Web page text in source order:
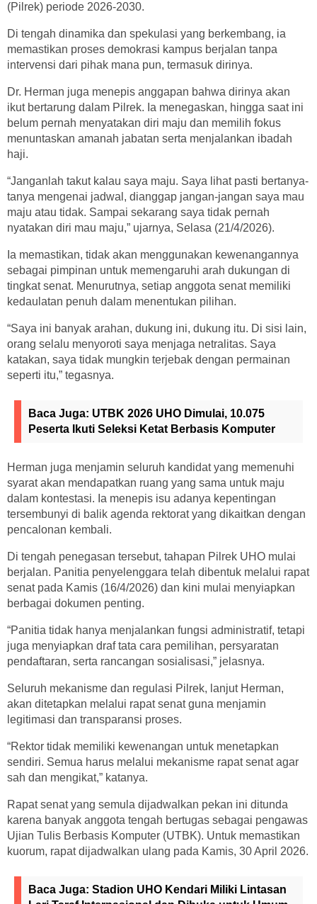
(Pilrek) periode 2026-2030.
Di tengah dinamika dan spekulasi yang berkembang, ia
memastikan proses demokrasi kampus berjalan tanpa
intervensi dari pihak mana pun, termasuk dirinya.
Dr. Herman juga menepis anggapan bahwa dirinya akan
ikut bertarung dalam Pilrek. Ia menegaskan, hingga saat ini
belum pernah menyatakan diri maju dan memilih fokus
menuntaskan amanah jabatan serta menjalankan ibadah
haji.
“Janganlah takut kalau saya maju. Saya lihat pasti bertanya-
tanya mengenai jadwal, dianggap jangan-jangan saya mau
maju atau tidak. Sampai sekarang saya tidak pernah
nyatakan diri mau maju,” ujarnya, Selasa (21/4/2026).
Ia memastikan, tidak akan menggunakan kewenangannya
sebagai pimpinan untuk memengaruhi arah dukungan di
tingkat senat. Menurutnya, setiap anggota senat memiliki
kedaulatan penuh dalam menentukan pilihan.
“Saya ini banyak arahan, dukung ini, dukung itu. Di sisi lain,
orang selalu menyoroti saya menjaga netralitas. Saya
katakan, saya tidak mungkin terjebak dengan permainan
seperti itu,” tegasnya.
Baca Juga: UTBK 2026 UHO Dimulai, 10.075
Peserta Ikuti Seleksi Ketat Berbasis Komputer
Herman juga menjamin seluruh kandidat yang memenuhi
syarat akan mendapatkan ruang yang sama untuk maju
dalam kontestasi. Ia menepis isu adanya kepentingan
tersembunyi di balik agenda rektorat yang dikaitkan dengan
pencalonan kembali.
Di tengah penegasan tersebut, tahapan Pilrek UHO mulai
berjalan. Panitia penyelenggara telah dibentuk melalui rapat
senat pada Kamis (16/4/2026) dan kini mulai menyiapkan
berbagai dokumen penting.
“Panitia tidak hanya menjalankan fungsi administratif, tetapi
juga menyiapkan draf tata cara pemilihan, persyaratan
pendaftaran, serta rancangan sosialisasi,” jelasnya.
Seluruh mekanisme dan regulasi Pilrek, lanjut Herman,
akan ditetapkan melalui rapat senat guna menjamin
legitimasi dan transparansi proses.
“Rektor tidak memiliki kewenangan untuk menetapkan
sendiri. Semua harus melalui mekanisme rapat senat agar
sah dan mengikat,” katanya.
Rapat senat yang semula dijadwalkan pekan ini ditunda
karena banyak anggota tengah bertugas sebagai pengawas
Ujian Tulis Berbasis Komputer (UTBK). Untuk memastikan
kuorum, rapat dijadwalkan ulang pada Kamis, 30 April 2026.
Baca Juga: Stadion UHO Kendari Miliki Lintasan